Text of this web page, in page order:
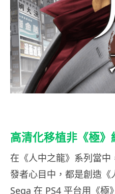
高清化移植非《極》
在《人中之龍》系列當
發者心目中，都是創造《
Sega 在 PS4 平台用《極